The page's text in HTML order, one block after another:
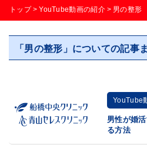
トップ > YouTube動画の紹介 > 男の整形
「男の整形」についての記事
YouTube
男性が婚
る方法